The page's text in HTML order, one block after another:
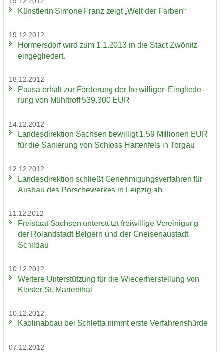
Künst­le­rin Si­mo­ne Franz zeigt „Welt der Far­ben“
19.12.2012
Hor­mers­dorf wird zum 1.1.2013 in die Stadt Zwö­nitz
ein­ge­glie­dert.
18.12.2012
Pausa er­hält zur För­de­rung der frei­wil­li­gen Ein­glie­de­
rung von Mühl­troff 539.300 EUR
14.12.2012
Lan­des­di­rek­ti­on Sach­sen be­wil­ligt 1,59 Mil­lio­nen EUR
für die Sa­nie­rung von Schloss Har­ten­fels in Tor­gau
12.12.2012
Lan­des­di­rek­ti­on schließt Ge­neh­mi­gungs­ver­fah­ren für
Aus­bau des Por­sche­wer­kes in Leip­zig ab
11.12.2012
Frei­staat Sach­sen un­ter­stützt frei­wil­li­ge Ver­ei­ni­gung
der Ro­land­stadt Bel­gern und der Gnei­sen­au­stadt
Schildau
10.12.2012
Wei­te­re Un­ter­stüt­zung für die Wie­der­her­stel­lung von
Klos­ter St. Ma­ri­en­thal
10.12.2012
Kao­lin­ab­bau bei Schlet­ta nimmt erste Ver­fah­rens­hür­de
07.12.2012